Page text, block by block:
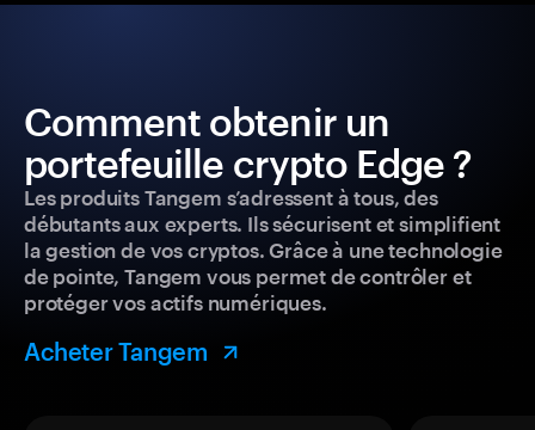
Comment obtenir un
portefeuille crypto Edge ?
Les produits Tangem s’adressent à tous, des
débutants aux experts. Ils sécurisent et simplifient
la gestion de vos cryptos. Grâce à une technologie
de pointe, Tangem vous permet de contrôler et
protéger vos actifs numériques.
Acheter Tangem